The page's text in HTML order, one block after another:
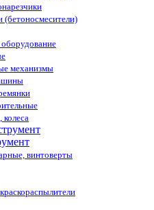
(бетоносмесители)
механизмы
колеса
винтоверты